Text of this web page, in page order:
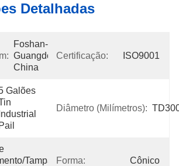
Detalhadas
Foshan-
Guangdong-
China
Certificação: ISO9001
Galões
Industrial
Pail
Diâmetro (milímetros):
tampa
Forma: Cônico